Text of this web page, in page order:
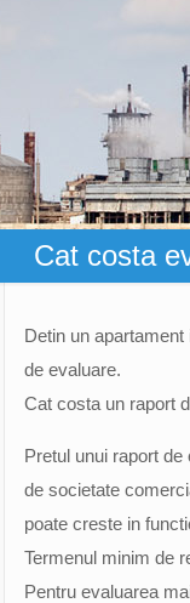
Cat costa
Detin un
de evaluare.
Cat costa un raport
Pretul unui raport
de societate
poate creste in
Termenul minim de
Pentru evaluarea